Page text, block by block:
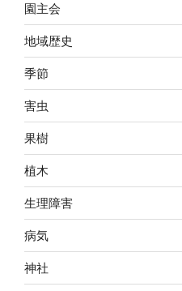
園主会
地域歴史
季節
害虫
果樹
植木
生理障害
病気
神社